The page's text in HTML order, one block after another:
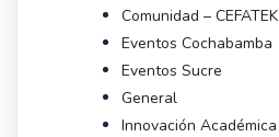
Comunidad – CEFATEK
Eventos Cochabamba
Eventos Sucre
General
Innovación Académica